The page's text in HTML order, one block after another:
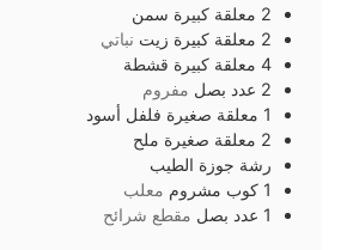
2 معلقة كبيرة سمن
2 معلقة كبيرة زيت نباتي
4 معلقة كبيرة قشطة
2 عدد بصل مفروم
1 معلقة صغيرة فلفل أسود
2 معلقة صغيرة ملح
رشة جوزة الطيب
1 كوب مشروم معلب
1 عدد بصل مقطع شرائح